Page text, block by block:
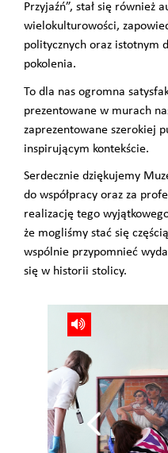
Przyjaźń”, stał się również
wielokulturowości,
politycznych oraz istotnym
pokolenia.
To dla nas ogromna
prezentowane w murach
zaprezentowane szerokiej
inspirującym kontekście.
Serdecznie dziękujemy
do współpracy oraz za
realizację tego
że mogliśmy stać się
wspólnie przypomnieć
się w historii stolicy.